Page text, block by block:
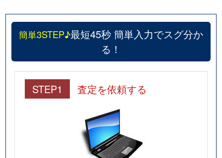
簡単3STEP♪最短45秒 簡単入力でスグ分か
る！
STEP1 査定を依頼する